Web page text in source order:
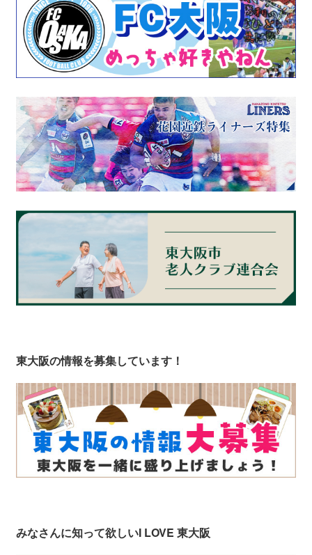
東大阪の情報を募集しています！
みなさんに知って欲しいI LOVE 東大阪